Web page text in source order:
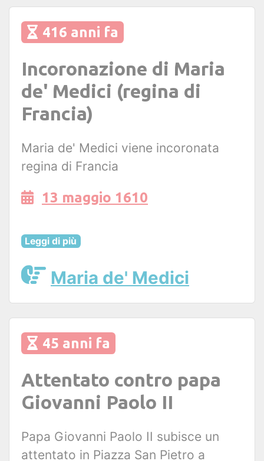
416 anni fa
Incoronazione di Maria
de' Medici (regina di
Francia)
Maria de' Medici viene incoronata
regina di Francia
13 maggio 1610
Leggi di più
Maria de' Medici
45 anni fa
Attentato contro papa
Giovanni Paolo II
Papa Giovanni Paolo II subisce un
attentato in Piazza San Pietro a